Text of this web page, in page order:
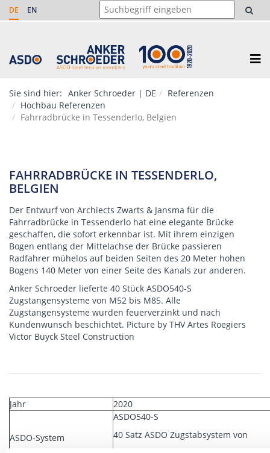
DE EN
Sie sind hier: Anker Schroeder | DE
Referenzen
Hochbau Referenzen
Fahrradbrücke in Tessenderlo, Belgien
FAHRRADBRÜCKE IN TESSENDERLO,
BELGIEN
Der Entwurf von Archiects Zwarts & Jansma für die
Fahrradbrücke in Tessenderlo hat eine elegante Brücke
geschaffen, die sofort erkennbar ist. Mit ihrem einzigen
Bogen entlang der Mittelachse der Brücke passieren
Radfahrer mühelos auf beiden Seiten des 20 Meter hohen
Bogens 140 Meter von einer Seite des Kanals zur anderen.
Anker Schroeder lieferte 40 Stück ASDO540-S
Zugstangensysteme von M52 bis M85. Alle
Zugstangensysteme wurden feuerverzinkt und nach
Kundenwunsch beschichtet. Picture by THV Artes Roegiers
Victor Buyck Steel Construction
Jahr 2020
ASDO-System
ASDO540-S
40 Satz ASDO Zugstabsystem von